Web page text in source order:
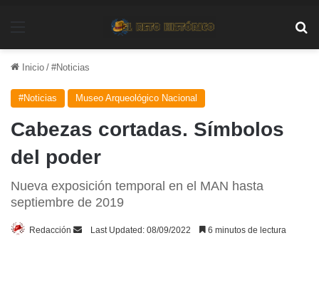
Inicio / #Noticias
#Noticias Museo Arqueológico Nacional
Cabezas cortadas. Símbolos
del poder
Nueva exposición temporal en el MAN hasta
septiembre de 2019
Redacción
SendLast Updated: 08/09/2022 6 minutos de lectura